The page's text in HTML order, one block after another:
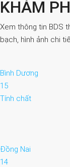
KHÁM
Xem thông tin BDS
bạch, hình ảnh chi
Bình Dương
15
Tính chất
Đồng Nai
14